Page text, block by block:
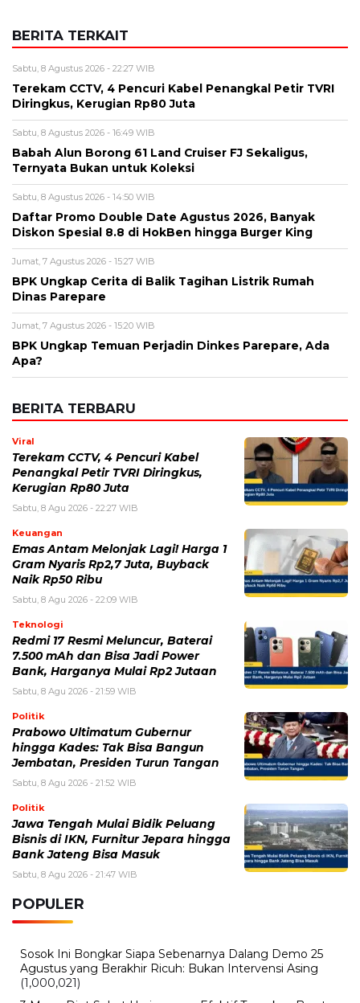
Ternyata Bukan untuk Koleksi
Sabtu, 8 Agustus 2026 - 14:50 WIB
Daftar Promo Double Date Agustus 2026, Banyak
Diskon Spesial 8.8 di HokBen hingga Burger King ‎
Jumat, 7 Agustus 2026 - 15:27 WIB
BPK Ungkap Cerita di Balik Tagihan Listrik Rumah
Dinas Parepare
Jumat, 7 Agustus 2026 - 15:20 WIB
BPK Ungkap Temuan Perjadin Dinkes Parepare, Ada
Apa?
BERITA TERBARU
Viral
Terekam CCTV, 4 Pencuri Kabel
Penangkal Petir TVRI Diringkus,
Kerugian Rp80 Juta
Sabtu, 8 Agu 2026 - 22:27 WIB
Keuangan
Emas Antam Melonjak Lagi! Harga 1
Gram Nyaris Rp2,7 Juta, Buyback
Naik Rp50 Ribu
Sabtu, 8 Agu 2026 - 22:09 WIB
Teknologi
Redmi 17 Resmi Meluncur, Baterai
7.500 mAh dan Bisa Jadi Power
Bank, Harganya Mulai Rp2 Jutaan
Sabtu, 8 Agu 2026 - 21:59 WIB
Prabowo Ultimatum Gubernur
hingga Kades: Tak Bisa Bangun
Jembatan, Presiden Turun Tangan
Sabtu, 8 Agu 2026 - 21:52 WIB
Politik
Jawa Tengah Mulai Bidik Peluang
Bisnis di IKN, Furnitur Jepara hingga
Bank Jateng Bisa Masuk
Sabtu, 8 Agu 2026 - 21:47 WIB
POPULER
Sosok Ini Bongkar Siapa Sebenarnya Dalang Demo 25
Agustus yang Berakhir Ricuh: Bukan Intervensi Asing
(1,000,021)
3 Menu Diet Sehat Harian yang Efektif Turunkan Berat
10 Teknik Ngepet Halal
5 Resep Cumi yang Mantul dan Mudah Dimasak
(602,434)